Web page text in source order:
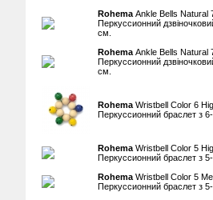
Rohema Ankle Bells Natural
Перкуссионний
см.
Rohema Ankle Bells Natural
Перкуссионний
см.
Rohema Wristbell Color 6
Перкуссионний браслет з
Rohema Wristbell Color 5
Перкуссионний браслет з
Rohema Wristbell Color 5
Перкуссионний браслет з